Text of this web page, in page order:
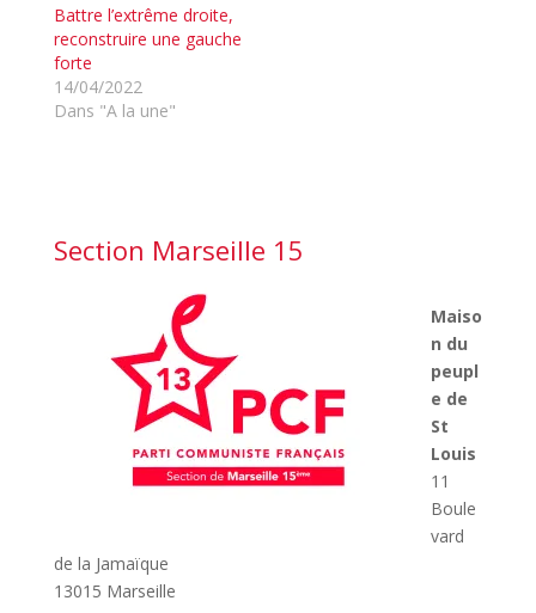
Battre l’extrême droite,
reconstruire une gauche
forte
14/04/2022
Dans "A la une"
Section Marseille 15
Maiso
n du
peupl
e de
St
Louis
11
Boule
vard
de la Jamaïque
13015 Marseille